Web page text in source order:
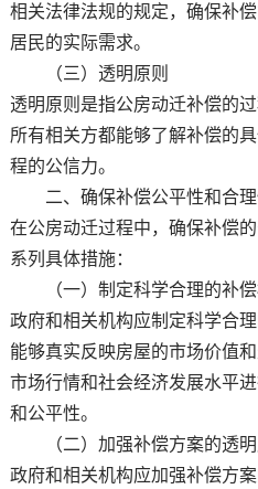
相关法律法规的规定，确保补
居民的实际需求。
（三）透明原则
透明原则是指公房动迁补偿的
所有相关方都能够了解补偿的
程的公信力。
二、确保补偿公平性和合理
在公房动迁过程中，确保补偿
系列具体措施：
（一）制定科学合理的补偿
政府和相关机构应制定科学合
能够真实反映房屋的市场价值
市场行情和社会经济发展水平
和公平性。
（二）加强补偿方案的透明
政府和相关机构应加强补偿方